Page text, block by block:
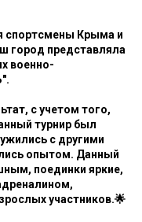
спортсмены Крыма и
город представляла
военно-
с учетом того,
турнир был
с другими
опытом. Данный
поединки яркие,
участников.🌟